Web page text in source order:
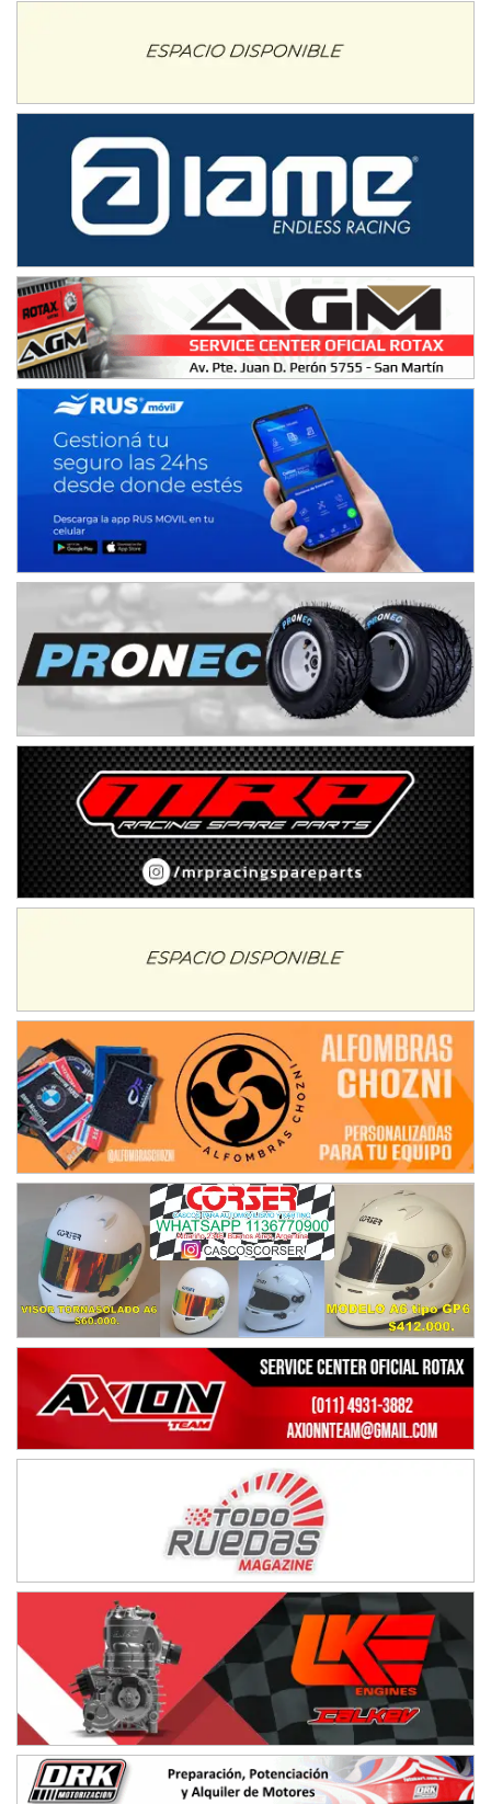
NORESTE SANTAFESINO - F6
Avellaneda (Santa Fe)
SUR SANTAFESINO - F4
José Samuel Sánchez (Tierra)
Rufino (Santa Fe)
TUCUMANO - F5
El Timbó (Tucumán)